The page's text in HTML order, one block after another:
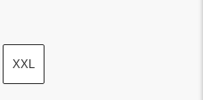
XXL